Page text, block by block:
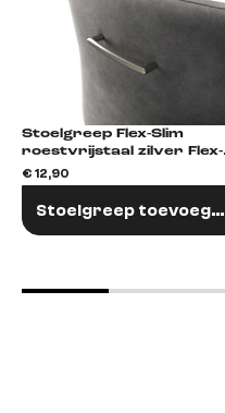
Stoelgreep Flex-Slim
roestvrijstaal zilver Flex-
Rund
€ 12,90
Stoelgreep toevoegen